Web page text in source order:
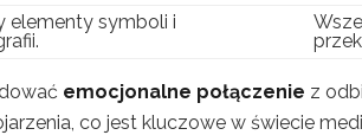
elementy symboli i
emocjonalne połączenie z
co jest kluczowe w świecie